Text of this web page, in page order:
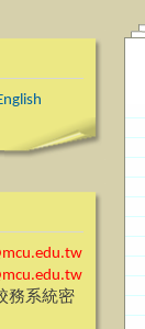
務系統密